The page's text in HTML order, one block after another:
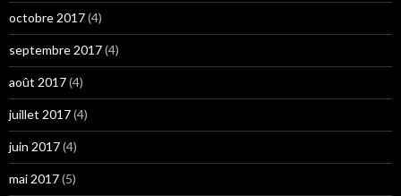
octobre 2017(4)
septembre 2017(4)
août 2017(4)
juillet 2017(4)
juin 2017(4)
mai 2017(5)